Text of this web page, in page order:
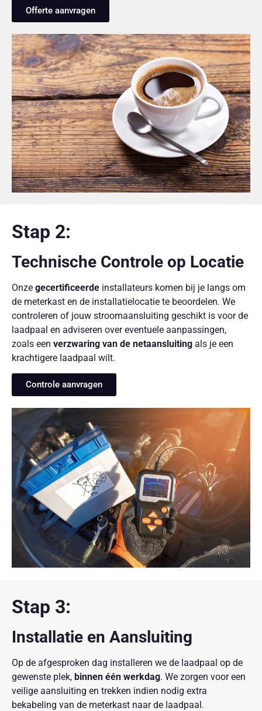
Offerte aanvragen
Stap 2:
Technische Controle op Locatie
Onze gecertificeerde installateurs komen bij je langs om
de meterkast en de installatielocatie te beoordelen. We
controleren of jouw stroomaansluiting geschikt is voor de
laadpaal en adviseren over eventuele aanpassingen,
zoals een verzwaring van de netaansluiting als je een
krachtigere laadpaal wilt.
Controle aanvragen
Stap 3:
Installatie en Aansluiting
Op de afgesproken dag installeren we de laadpaal op de
gewenste plek, binnen één werkdag. We zorgen voor een
veilige aansluiting en trekken indien nodig extra
bekabeling van de meterkast naar de laadpaal.